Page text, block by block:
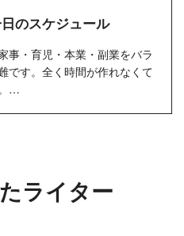
のスケジュール
事・育児・本業・副業をバラ
です。全く時間が作れなくて
ライター